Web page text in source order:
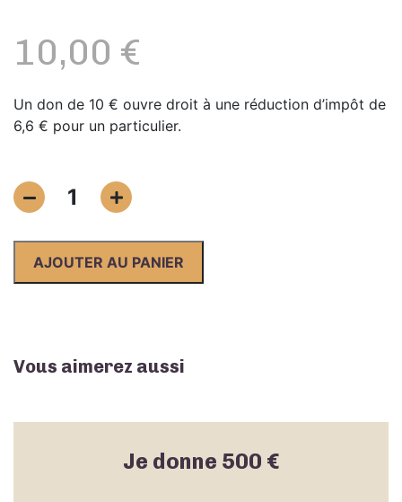
10,00 €
Un don de 10 € ouvre droit à une réduction d’impôt de
6,6 € pour un particulier.
quantité
de
donne
10
1
AJOUTER AU PANIER
Vous aimerez aussi
Je donne 500 €